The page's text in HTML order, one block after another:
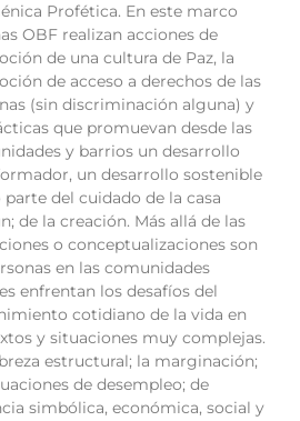
Profética. En este marco
OBF realizan acciones de
de una cultura de Paz, la
de acceso a derechos de las
(sin discriminación alguna) y
que promuevan desde las
y barrios un desarrollo
un desarrollo sostenible
del cuidado de la casa
de la creación. Más allá de las
o conceptualizaciones son
en las comunidades
enfrentan los desafíos del
cotidiano de la vida en
y situaciones muy complejas.
estructural; la marginación;
de desempleo; de
simbólica, económica, social y